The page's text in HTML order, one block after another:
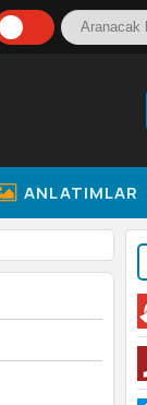
ANLATIMLAR